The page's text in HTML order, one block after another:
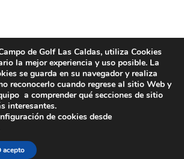
LAS CALDAS -
de Golf Las Caldas, utiliza Cookies
la mejor experiencia y uso posible. La
se guarda en su navegador y realiza
reconocerlo cuando regrese al sitio Web y
a comprender qué secciones de sitio
interesantes.
de cookies desde
acepto